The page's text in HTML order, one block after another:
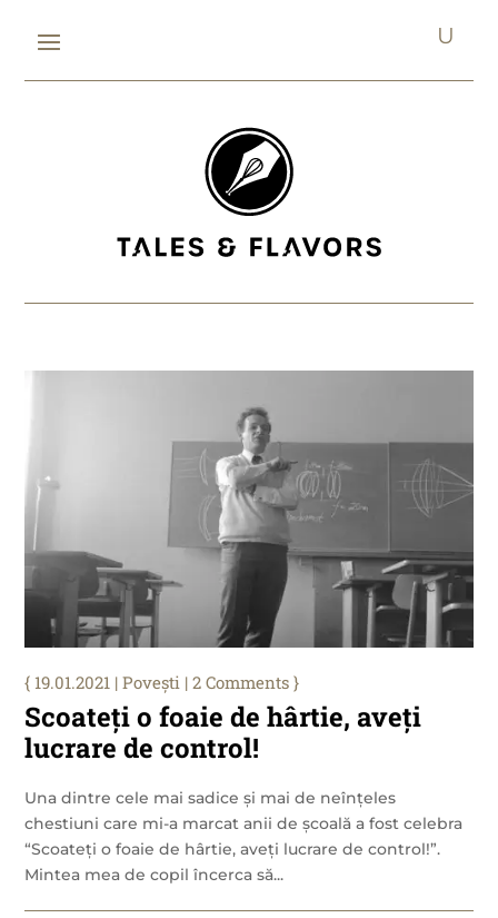
Scoateți o foaie de hârtie, aveți
lucrare de control!
19.01.2021 |Povești | 2 Comments
Una dintre cele mai sadice și mai de neînțeles
chestiuni care mi-a marcat anii de școală a fost celebra
“Scoateți o foaie de hârtie, aveți lucrare de control!”.
Mintea mea de copil încerca să...